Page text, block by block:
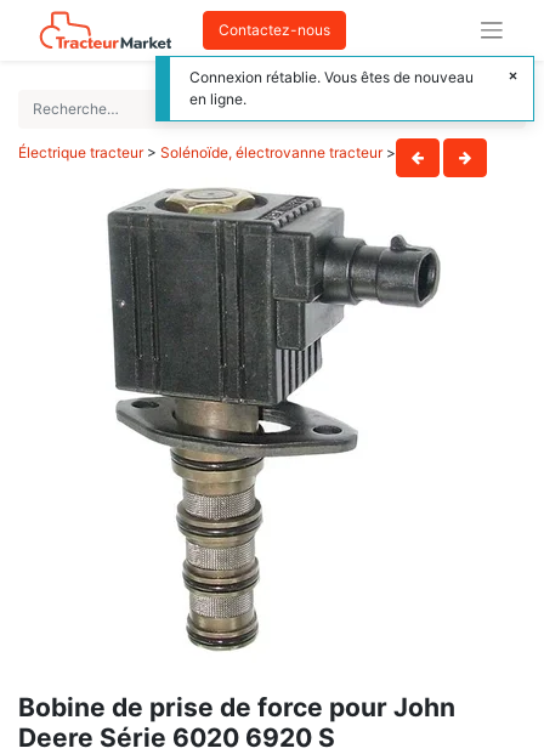
Contactez-nous
Électrique tracteur> Solénoïde, électrovanne tracteur>
Bobine de prise de force pour John
Deere Série 6020 6920 S
Connexion rétablie. Vous êtes de nouveau
en ligne.